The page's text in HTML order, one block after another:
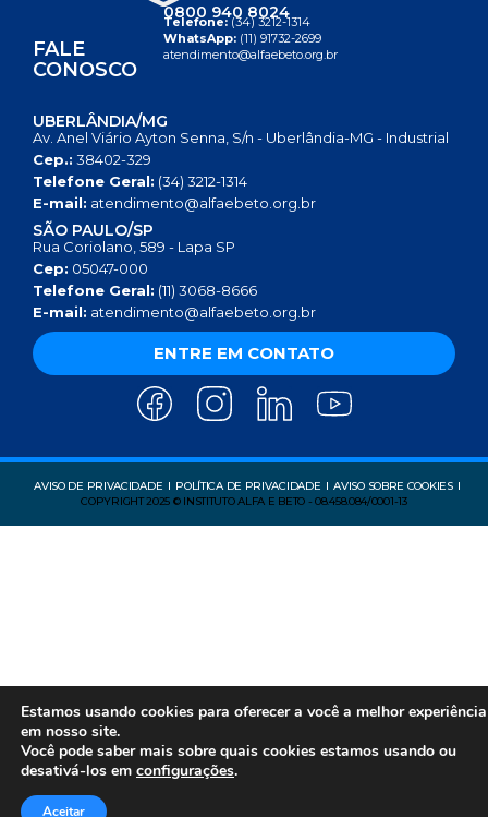
FALE
CONOSCO
0800 940 8024
Telefone:(34) 3212-1314
WhatsApp: (11) 91732-2699
atendimento@alfaebeto.org.br
UBERLÂNDIA/MG
Av. Anel Viário Ayton Senna, S/n - Uberlândia-MG - Industrial
Cep.: 38402-329
Telefone Geral: (34) 3212-1314
E-mail: atendimento@alfaebeto.org.br
SÃO PAULO/SP
Rua Coriolano, 589 - Lapa SP
Cep: 05047-000
Telefone Geral: (11) 3068-8666
E-mail: atendimento@alfaebeto.org.br
ENTRE EM CONTATO
AVISO DE PRIVACIDADE POLÍTICA DE PRIVACIDADE
AVISO SOBRE COOKIES
COPYRIGHT 2025 © INSTITUTO ALFA E BETO - 08.458.084/0001-13
Estamos usando cookies para oferecer a você a melhor experiência
em nosso site.
Você pode saber mais sobre quais cookies estamos usando ou
desativá-los em configurações.
Aceitar